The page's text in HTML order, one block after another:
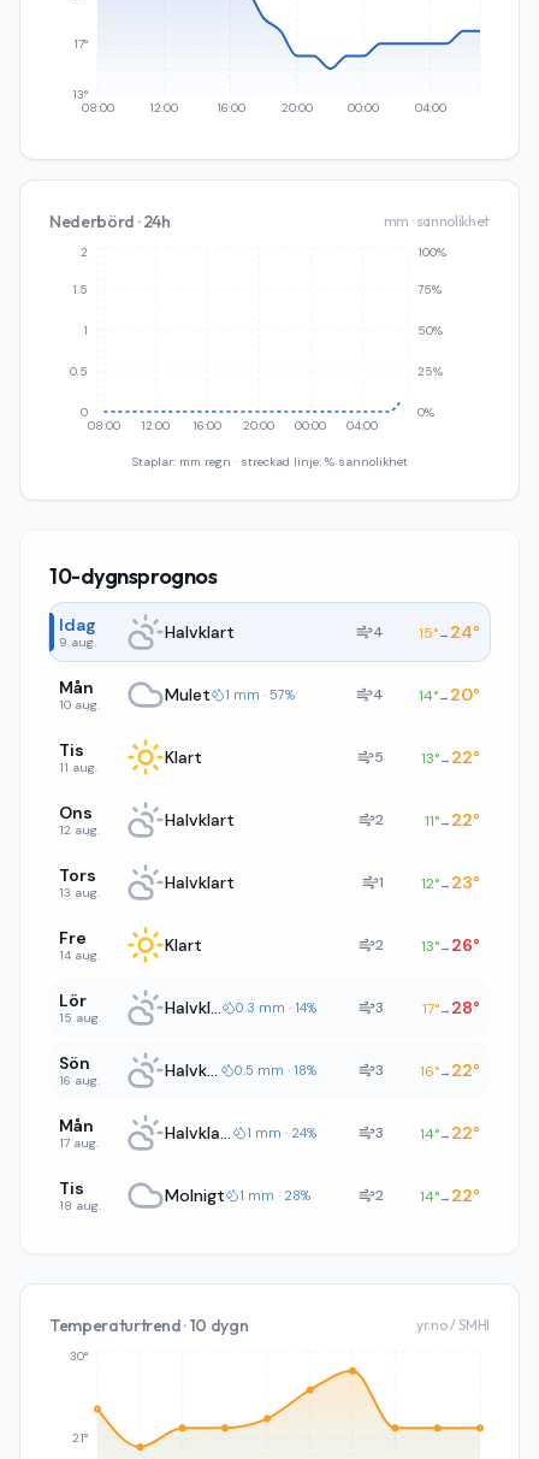
08:00 12:00 16:00 20:00 00:00 04:00
13°
17°
Nederbörd · 24h mm · sannolikhet
08:00 12:00 16:00 20:00 00:00 04:00
0
0.5
1
1.5
2
0%
25%
50%
75%
100%
Staplar: mm regn · streckad linje: % sannolikhet
10-dygnsprognos
Idag
9 aug. Halvklart 4 15°→ 24°
Mån
10 aug. Mulet 1 mm · 57% 4 14°→ 20°
Tis
11 aug. Klart 5 13°→ 22°
Ons
12 aug. Halvklart 2 11°→ 22°
Tors
13 aug. Halvklart 1 12°→ 23°
Fre
14 aug. Klart 2 13°→ 26°
Lör
15 aug. Halvklart 0.3 mm · 14% 3 17°→ 28°
Sön
16 aug. Halvklart 0.5 mm · 18% 3 16°→ 22°
Mån
17 aug. Halvklart 1 mm · 24% 3 14°→ 22°
Tis
18 aug. Molnigt 1 mm · 28% 2 14°→ 22°
Temperaturtrend · 10 dygn yr.no / SMHI
21°
30°